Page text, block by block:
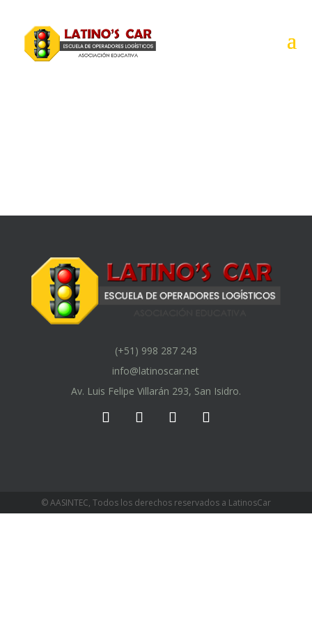
(+51) 998 287 243
info@latinoscar.net
Av. Luis Felipe Villarán 293, San Isidro.
© AASINTEC, Todos los derechos reservados a LatinosCar